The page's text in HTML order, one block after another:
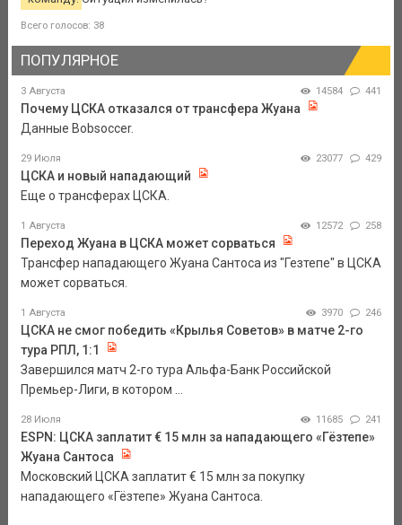
Всего голосов: 38
ПОПУЛЯРНОЕ
3 Августа 14584 441
Почему ЦСКА отказался от трансфера Жуана
Данные Bobsoccer.
29 Июля 23077 429
ЦСКА и новый нападающий
Еще о трансферах ЦСКА.
1 Августа 12572 258
Переход Жуана в ЦСКА может сорваться
Трансфер нападающего Жуана Сантоса из "Гезтепе" в ЦСКА
может сорваться.
1 Августа 3970 246
ЦСКА не смог победить «Крылья Советов» в матче 2-го
тура РПЛ, 1:1
Завершился матч 2-го тура Альфа-Банк Российской
Премьер-Лиги, в котором ...
28 Июля 11685 241
ESPN: ЦСКА заплатит € 15 млн за нападающего «Гёзтепе»
Жуана Сантоса
Московский ЦСКА заплатит € 15 млн за покупку
нападающего «Гёзтепе» Жуана Сантоса.